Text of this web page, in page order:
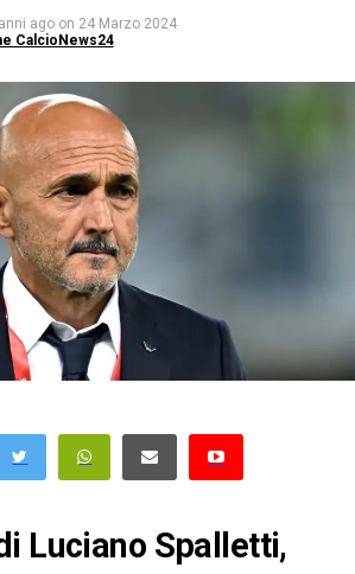
ago on 24 Marzo 2024
CalcioNews24
Luciano Spalletti,